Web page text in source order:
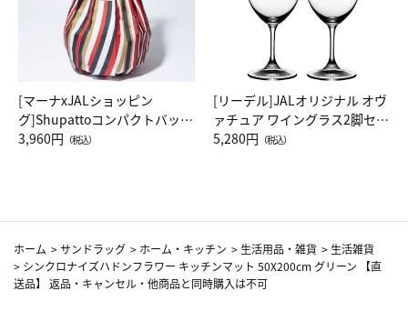
[マーナxJALショッピン
グ]Shupattoコンパクトバッグ
Drop JAL客室乗務員（LC）ス
3,960円 （税込）
[リーデル]JALオリジナル オヴ
ァチュア ワイングラス2脚セッ
ト（レッドワイン）
5,280円 （税込）
ホーム >サンドラッグ > ホーム・キッチン > 生活用品・雑貨 > 生活雑貨
> シンクロナイズハドンフラワー キッチンマット 50X200cm グリーン 【直
送品】 返品・キャンセル・他商品と同時購入は不可